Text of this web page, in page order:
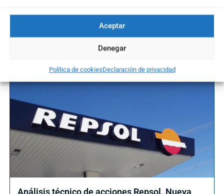
Aceptar
Denegar
Política de cookiesDeclaración de privacidad
Te puede interesar ...
Análisis técnico de acciones Repsol. Nueva